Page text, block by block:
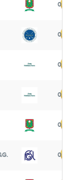
0
0
0
0
0
0